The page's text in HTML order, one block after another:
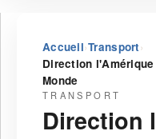
Accueil›Transport ›
Direction
Monde
TRANSPORT
Direction